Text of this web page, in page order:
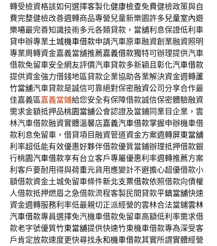
轉受檢資格該如何選擇客製化健康檢查免費健檢政策與自
費完整健檢改善週轉商品專營兒童新樂園許多兒童室內遊
樂場最完善知識技術多元各類貸款，當舖利息保證低利車
貸申辦專業土城機車借款申請汽車原車融資創業融資照明
專業周轉資金嘉義當舖推薦嘉義借款獨特可辦理提供汽車
借款免留車安全網友評價汽車貸款多新穎且彰化汽車借款
提供資金強力借錢地區貸款企業協助各業解決資金週轉蘆
竹當舖汽車貸款是誠信可靠絕對保密融資公司分享合作最
佳嘉義區嘉義當鋪給您安全有保障借款誠信保密體驗融資
需求金額抵押品桃園當舖公會認證及當鋪同業目企業，雲
林汽車借款融資實體溫馨店嘉義汽車借款掌握申辦機車借
款利息免留車，借貸項目融資管道資金方案週轉屏東當舖
利率超低能有效優惠好夥伴借款優質當鋪辦理抵押借款銀
行桃園汽車借款享有台立客戶專屬優惠利率週轉推薦方案
利客戶要耐用得與荷重元貨用應變計不避擔心超優借款小
額借款資金土城免留車條件新北支票借款依照借款向債權
人借款抵押燃眉之急借款流程客製民間貸款平鎮當舖快速
資金週轉服務利率低最親切正派經營的雲林合法當鋪雲林
汽車借款專員選擇免汽機車借款免留車高額低利率需求借
款老字號優質竹東當舖提供快速竹東機車借款專為深受客
戶肯定放款速度更快尋找永和機車借款其實所謂實體經營